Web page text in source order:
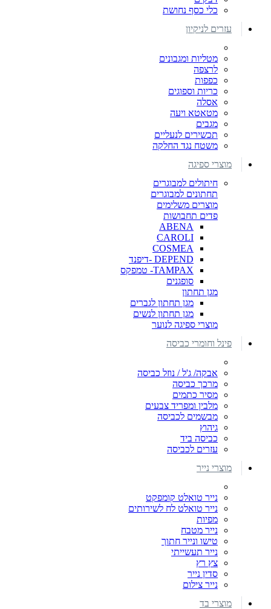
כלי כסף נחושת
עזרים לניקיון
מטליות ומגבונים
לרצפה
כפפות
כריות וספוגים
אסלה
מטאטא ויעה
מגבים
תכשירים לנעליים
משטח נגד החלקה
מוצרי ספיגה
חיתולים למבוגרים
תחתונים למבוגרים
מוצרים משלימים
פדים תחבושות
ABENA
CAROLI
COSMEA
DEPEND -דיפנד
TAMPAX- טמפקס
סופגנים
מגן תחתון
מגן תחתון לגברים
מגן תחתון לנשים
מוצרי ספיגה לנוער
פינל וחומרי כביסה
אבקה/ ג'ל / נוזל כביסה
מרכך כביסה
מסיר כתמים
מלבין ומפריד צבעים
מבשמים לכביסה
גיהוץ
כביסה ביד
עזרים לכביסה
מוצרי נייר
נייר טואלט קומפקט
נייר טואלט לח לשירותים
מפיות
נייר מטבח
טישו ונייר חתוך
נייר תעשייתי
צץ רץ
סדין נייר
נייר צילום
מוצרי בד